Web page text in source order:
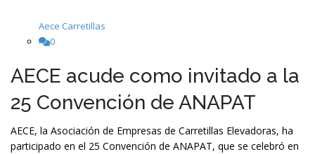
Aece Carretillas
0
AECE acude como invitado a la
25 Convención de ANAPAT
AECE, la Asociación de Empresas de Carretillas Elevadoras, ha
participado en el 25 Convención de ANAPAT, que se celebró en